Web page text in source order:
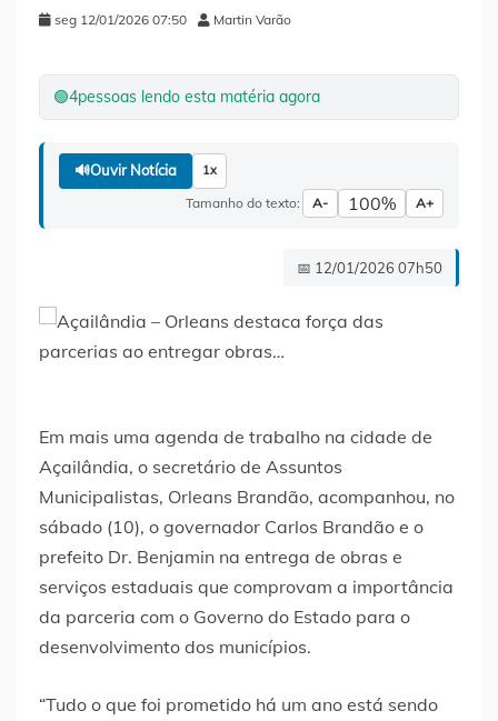
seg 12/01/2026 07:50 Martin Varão
🟢4pessoas lendo esta matéria agora
🔊Ouvir Notícia 1x
Tamanho do texto: A- 100% A+
📅 12/01/2026 07h50
Em mais uma agenda de trabalho na cidade de
Açailândia, o secretário de Assuntos
Municipalistas, Orleans Brandão, acompanhou, no
sábado (10), o governador Carlos Brandão e o
prefeito Dr. Benjamin na entrega de obras e
serviços estaduais que comprovam a importância
da parceria com o Governo do Estado para o
desenvolvimento dos municípios.
“Tudo o que foi prometido há um ano está sendo